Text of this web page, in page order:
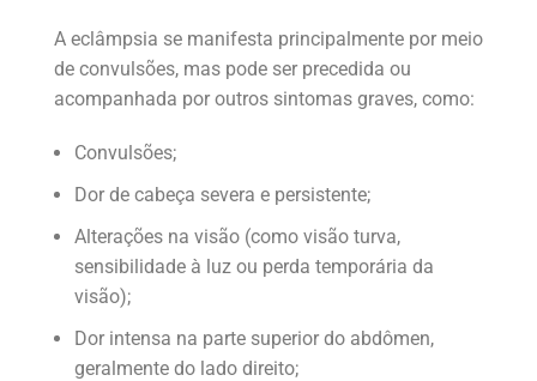
A eclâmpsia se manifesta principalmente por meio
de convulsões, mas pode ser precedida ou
acompanhada por outros sintomas graves, como:
Convulsões;
Dor de cabeça severa e persistente;
Alterações na visão (como visão turva,
sensibilidade à luz ou perda temporária da
visão);
Dor intensa na parte superior do abdômen,
geralmente do lado direito;